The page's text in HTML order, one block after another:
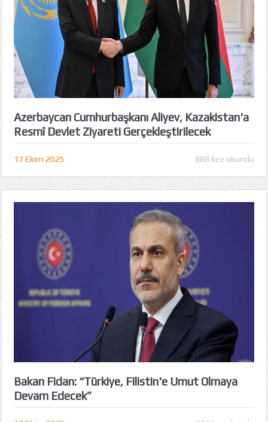
Azerbaycan Cumhurbaşkanı Aliyev, Kazakistan'a
Resmî Devlet Ziyareti Gerçekleştirilecek
17 Ekim 2025 888 kez okundu
Bakan Fidan: “Türkiye, Filistin'e Umut Olmaya
Devam Edecek”